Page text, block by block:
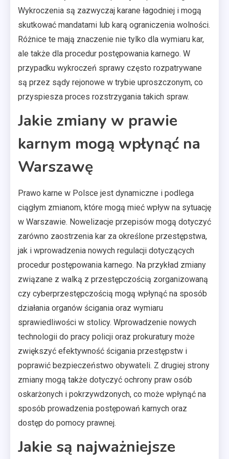
Wykroczenia są zazwyczaj karane łagodniej i mogą
skutkować mandatami lub karą ograniczenia wolności.
Różnice te mają znaczenie nie tylko dla wymiaru kar,
ale także dla procedur postępowania karnego. W
przypadku wykroczeń sprawy często rozpatrywane
są przez sądy rejonowe w trybie uproszczonym, co
przyspiesza proces rozstrzygania takich spraw.
Jakie zmiany w prawie
karnym mogą wpłynąć na
Warszawę
Prawo karne w Polsce jest dynamiczne i podlega
ciągłym zmianom, które mogą mieć wpływ na sytuację
w Warszawie. Nowelizacje przepisów mogą dotyczyć
zarówno zaostrzenia kar za określone przestępstwa,
jak i wprowadzenia nowych regulacji dotyczących
procedur postępowania karnego. Na przykład zmiany
związane z walką z przestępczością zorganizowaną
czy cyberprzestępczością mogą wpłynąć na sposób
działania organów ścigania oraz wymiaru
sprawiedliwości w stolicy. Wprowadzenie nowych
technologii do pracy policji oraz prokuratury może
zwiększyć efektywność ścigania przestępstw i
poprawić bezpieczeństwo obywateli. Z drugiej strony
zmiany mogą także dotyczyć ochrony praw osób
oskarżonych i pokrzywdzonych, co może wpłynąć na
sposób prowadzenia postępowań karnych oraz
dostęp do pomocy prawnej.
Jakie są najważniejsze